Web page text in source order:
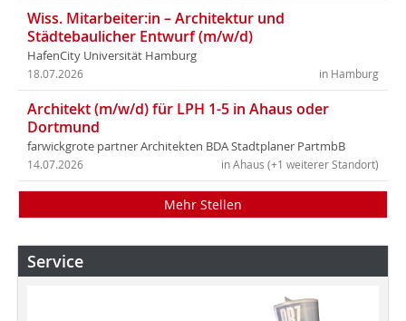
Wiss. Mitarbeiter:in – Architektur und
Städtebaulicher Entwurf (m/w/d)
HafenCity Universität Hamburg
in Hamburg
18.07.2026
Architekt (m/w/d) für LPH 1-5 in Ahaus oder
Dortmund
farwickgrote partner Architekten BDA Stadtplaner PartmbB
in Ahaus (+1 weiterer Standort)
14.07.2026
Mehr Stellen
Service